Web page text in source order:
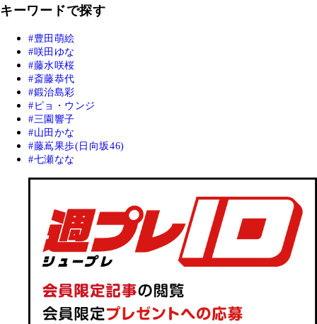
キーワードで探す
豊田萌絵
咲田ゆな
藤水咲桜
斎藤恭代
鍛治島彩
ピョ・ウンジ
三園響子
山田かな
藤嶌果歩(日向坂46)
七瀬なな